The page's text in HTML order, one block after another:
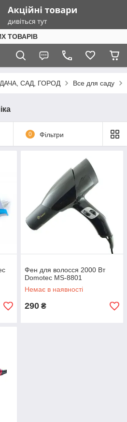
ТОВАРІВ
ДАЧА, САД, ГОРОД Все для саду
0 Фільтри
Фен для волосся 2000 Вт
Domotec MS-8801
Немає в наявності
290 ₴